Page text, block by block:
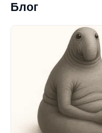
Блог